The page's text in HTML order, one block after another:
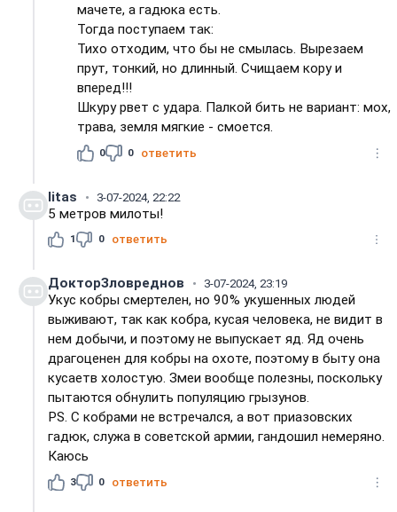
мачете, а гадюка есть.
Тогда поступаем так:
Тихо отходим, что бы не смылась. Вырезаем
прут, тонкий, но длинный. Счищаем кору и
вперед!!!
Шкуру рвет с удара. Палкой бить не вариант: мох,
трава, земля мягкие - смоется.
0 0 ответить
litas 3-07-2024, 22:22
5 метров милоты!
1 0 ответить
ДокторЗловреднов 3-07-2024, 23:19
Укус кобры смертелен, но 90% укушенных людей
выживают, так как кобра, кусая человека, не видит в
нем добычи, и поэтому не выпускает яд. Яд очень
драгоценен для кобры на охоте, поэтому в быту она
кусаетв холостую. Змеи вообще полезны, поскольку
пытаются обнулить популяцию грызунов.
PS. С кобрами не встречался, а вот приазовских
гадюк, служа в советской армии, гандошил немеряно.
Каюсь
3 0 ответить